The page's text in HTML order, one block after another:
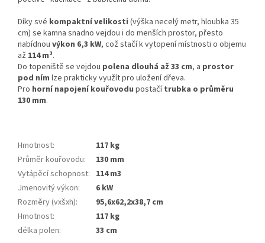
Díky své kompaktní velikosti (výška necelý metr, hloubka 35
cm) se kamna snadno vejdou i do menších prostor, přesto
nabídnou výkon 6,3 kW, což stačí k vytopení místnosti o objemu
až 114 m³.
Do topeniště se vejdou polena dlouhá až 33 cm, a prostor
pod ním lze prakticky využít pro uložení dřeva.
Pro horní napojení kouřovodu postačítrubka o průměru
130 mm.
Hmotnost:
117 kg
Průměr kouřovodu:
130 mm
Vytápěcí schopnost: 114 m3
Jmenovitý výkon:
6 kW
Rozměry (vxšxh):
95,6x62,2x38,7 cm
Hmotnost:
117 kg
délka polen: 33 cm